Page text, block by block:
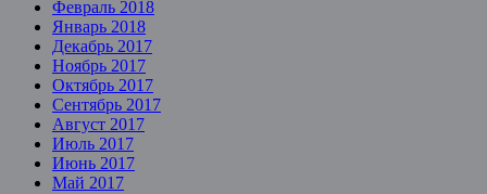
Февраль 2018
Январь 2018
Декабрь 2017
Ноябрь 2017
Октябрь 2017
Сентябрь 2017
Август 2017
Июль 2017
Июнь 2017
Май 2017